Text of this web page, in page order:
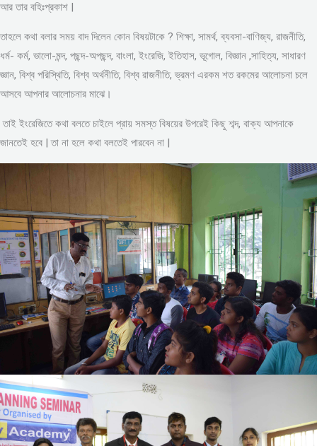
আর তার বহিঃপ্রকাশ |
তাহলে কথা বলার সময় বাদ দিলেন কোন বিষয়টাকে ? শিক্ষা, সামর্থ, ব্যবসা-বাণিজ্য, রাজনীতি,
ধর্ম- কর্ম, ভালো-মন্দ, পছন্দ-অপছন্দ, বাংলা, ইংরেজি, ইতিহাস, ভূগোল, বিজ্ঞান ,সাহিত্য, সাধারণ
জ্ঞান, বিশ্ব পরিস্থিতি, বিশ্ব অর্থনীতি, বিশ্ব রাজনীতি, ভ্রমণ এরকম শত রকমের আলোচনা চলে
আসবে আপনার আলোচনার মাঝে।
তাই ইংরেজিতে কথা বলতে চাইলে প্রায় সমস্ত বিষয়ের উপরেই কিছু শব্দ, বাক্য আপনাকে
জানতেই হবে | তা না হলে কথা বলতেই পারবেন না |